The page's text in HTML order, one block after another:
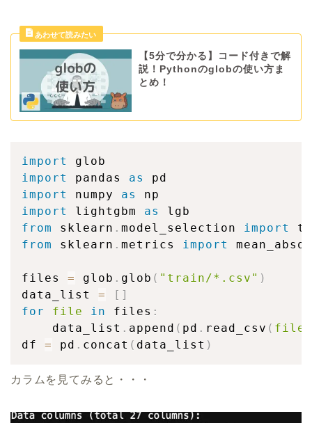
【5分で分かる】コード付きで解
説！Pythonのglobの使い方ま
とめ！
import
import
pandas as
import
numpy as
import
lightgbm as
from
sklearn . model_selection import
from
sklearn . metrics import
files = glob . glob ( "train/*.csv" )
data_list = [ ]
for
file in files :
    data_list
. append ( pd . read_csv ( file
df = pd . concat ( data_list )
カラムを見てみると・・・